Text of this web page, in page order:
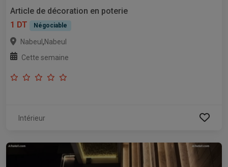
Article de décoration en poterie
1 DT
Négociable
Nabeul ,Nabeul
Cette semaine
Intérieur